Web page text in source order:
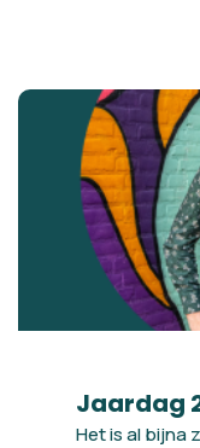
Jaardag
Het is al bijna